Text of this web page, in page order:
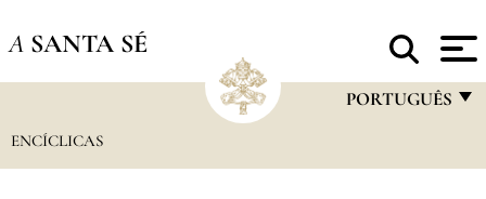
A SANTA SÉ
PORTUGUÊS
ENCÍCLICAS